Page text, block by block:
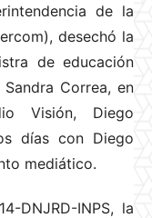
de la
desechó la
de educación
Correa, en
Visión, Diego
días con Diego
mediático.
DNJRD-INPS, la